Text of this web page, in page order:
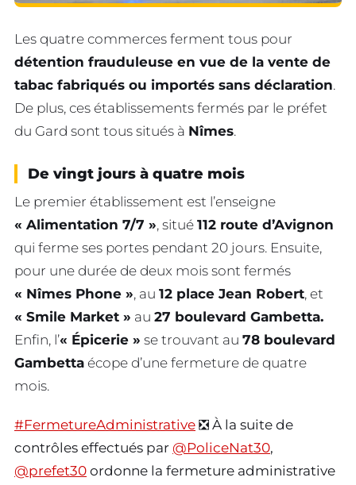
Les quatre commerces ferment tous pour
détention frauduleuse en vue de la vente de
tabac fabriqués ou importés sans déclaration.
De plus, ces établissements fermés par le préfet
du Gard sont tous situés à Nîmes.
De vingt jours à quatre mois
Le premier établissement est l’enseigne
« Alimentation 7/7 », situé 112 route d’Avignon
qui ferme ses portes pendant 20 jours. Ensuite,
pour une durée de deux mois sont fermés
« Nîmes Phone », au 12 place Jean Robert, et
« Smile Market » au 27 boulevard Gambetta.
Enfin, l’« Épicerie » se trouvant au 78 boulevard
Gambetta écope d’une fermeture de quatre
mois.
#FermetureAdministrative ❎ À la suite de
contrôles effectués par @PoliceNat30,
@prefet30 ordonne la fermeture administrative